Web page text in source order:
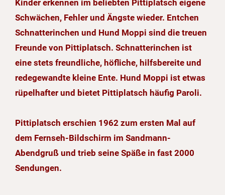
Kinder erkennen im beliebten Pittiplatsch eigene
Schwächen, Fehler und Ängste wieder. Entchen
Schnatterinchen und Hund Moppi sind die treuen
Freunde von Pittiplatsch. Schnatterinchen ist
eine stets freundliche, höfliche, hilfsbereite und
redegewandte kleine Ente. Hund Moppi ist etwas
rüpelhafter und bietet Pittiplatsch häufig Paroli.
Pittiplatsch erschien 1962 zum ersten Mal auf
dem Fernseh-Bildschirm im Sandmann-
Abendgruß und trieb seine Späße in fast 2000
Sendungen.